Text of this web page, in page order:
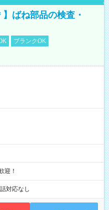
ばね部品の検査・
ブランクOK
迎！
対応なし